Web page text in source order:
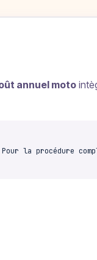
annuel moto
la procédure